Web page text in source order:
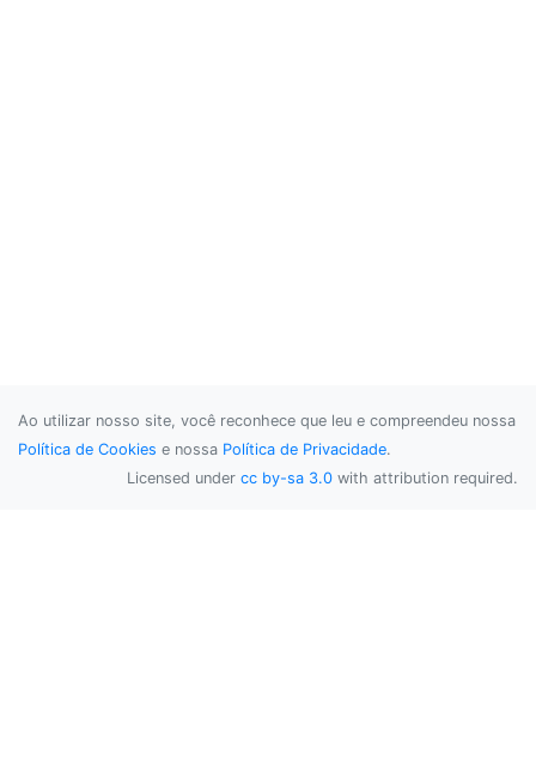
Ao utilizar nosso site, você reconhece que leu e compreendeu nossa
Política de Cookies e nossa Política de Privacidade.
Licensed under cc by-sa 3.0 with attribution required.